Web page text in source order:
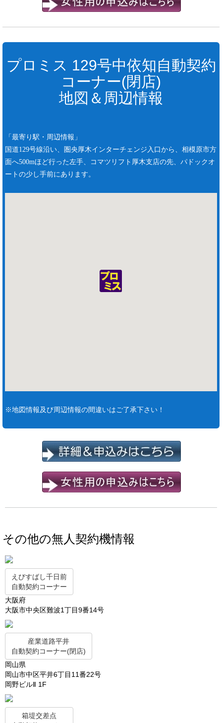
プロミス 129号中依知自動契約
コーナー(閉店)
地図＆周辺情報
「最寄り駅・周辺情報」
国道129号線沿い、圏央厚木インターチェンジ入口から、相模原市方
面へ500mほど行った左手、コマツリフト厚木支店の先、パドックオ
ートの少し手前にあります。
※地図情報及び周辺情報の間違いはご了承下さい！
その他の無人契約機情報
えびすばし千日前
自動契約コーナー
大阪府
大阪市中央区難波1丁目9番14号
産業道路平井
自動契約コーナー(閉店)
岡山県
岡山市中区平井6丁目11番22号
岡野ビルⅡ 1F
箱堤交差点